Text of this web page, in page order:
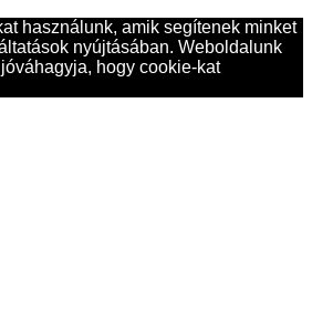
használunk, amik segítenek minket
nyújtásában. Weboldalunk
hogy cookie-kat